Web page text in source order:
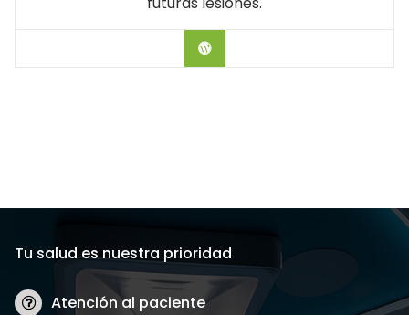
Hablar con el Doctor
Tu salud es nuestra prioridad
Atención al paciente